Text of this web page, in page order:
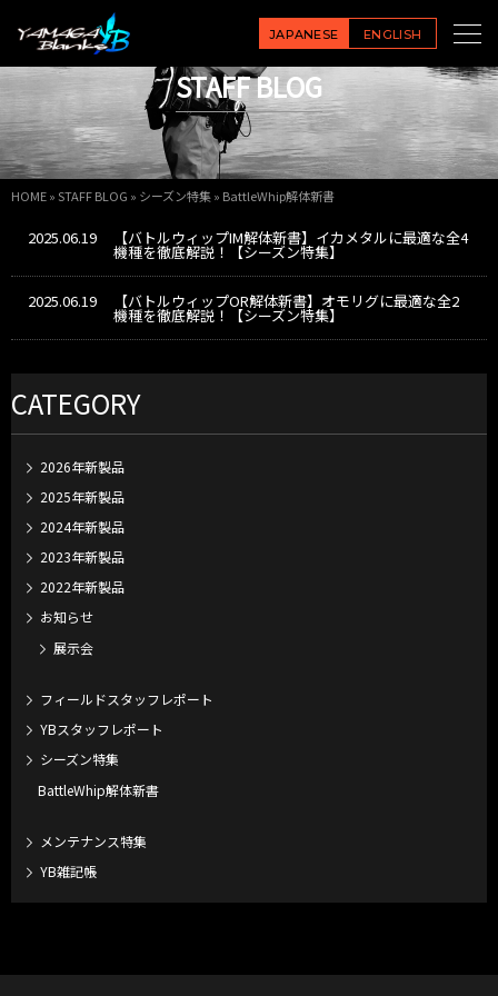
JAPANESE ENGLISH
STAFF BLOG
HOME»STAFF BLOG » シーズン特集» BattleWhip解体新書
2025.06.19 【バトルウィップIM解体新書】イカメタルに最適な全4
機種を徹底解説！【シーズン特集】
2025.06.19 【バトルウィップOR解体新書】オモリグに最適な全2
機種を徹底解説！【シーズン特集】
CATEGORY
2026年新製品
2025年新製品
2024年新製品
2023年新製品
2022年新製品
お知らせ
展示会
フィールドスタッフレポート
YBスタッフレポート
シーズン特集
BattleWhip解体新書
メンテナンス特集
YB雑記帳